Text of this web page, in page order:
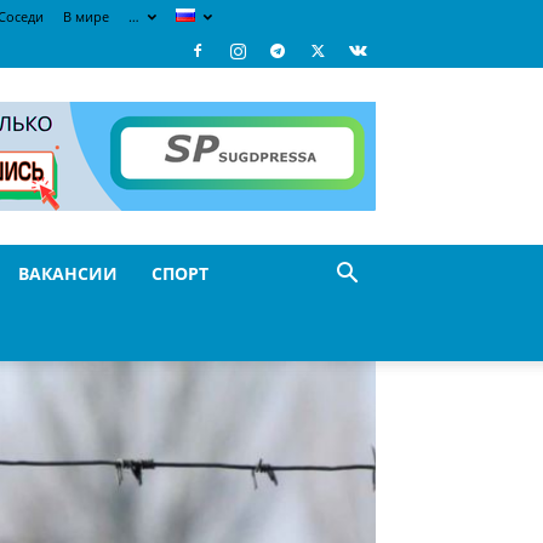
В мире …
ВАКАНСИИ СПОРТ